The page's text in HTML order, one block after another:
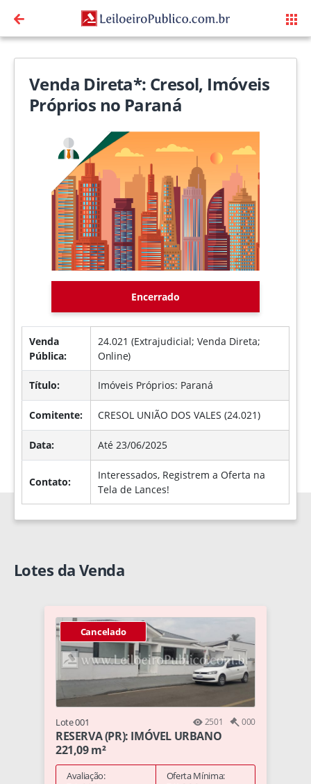
Venda Direta*: Cresol, Imóveis
Próprios no Paraná
Encerrado
Venda
Pública:
24.021 (Extrajudicial; Venda Direta;
Online)
Título: Imóveis Próprios: Paraná
Comitente: CRESOL UNIÃO DOS VALES (24.021)
Data: Até 23/06/2025
Contato:
Interessados, Registrem a Oferta na
Tela de Lances!
Lotes da Venda
Cancelado
Lote 001 2501 000
RESERVA (PR): IMÓVEL URBANO
221,09 m²
Avaliação: Oferta Mínima: